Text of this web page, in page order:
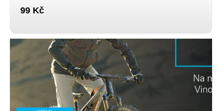
99 Kč